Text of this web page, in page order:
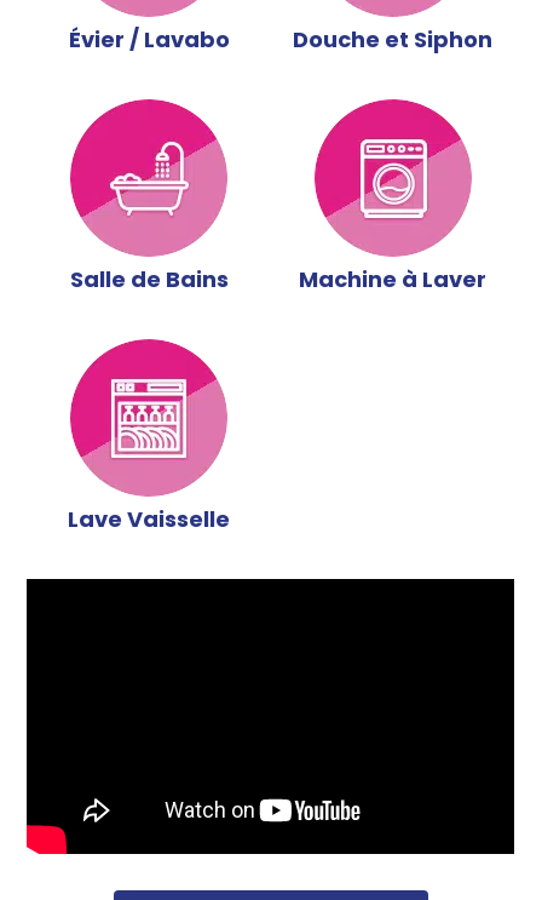
Évier / Lavabo Douche et Siphon
Salle de Bains Machine à Laver
Lave Vaisselle